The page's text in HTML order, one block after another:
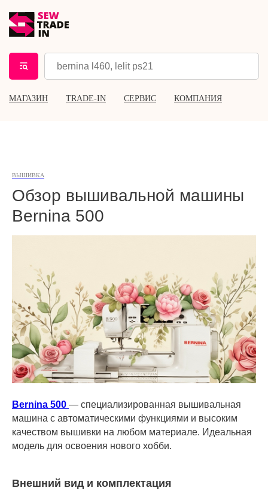
МАГАЗИН TRADE-IN СЕРВИС КОМПАНИЯ
ВЫШИВКА
Обзор вышивальной машины
Bernina 500
Bernina 500 — специализированная вышивальная
машина с автоматическими функциями и высоким
качеством вышивки на любом материале. Идеальная
модель для освоения нового хобби.
Внешний вид и комплектация